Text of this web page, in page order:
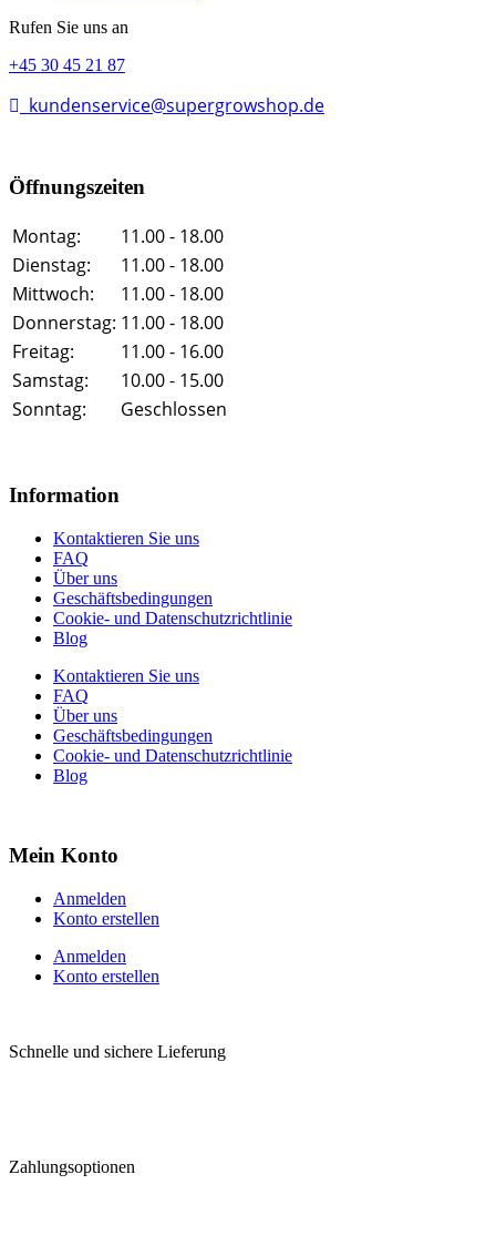
Rufen Sie uns an
+45 30 45 21 87
kundenservice@supergrowshop.de
Öffnungszeiten
Montag:
11.00 - 18.00
Dienstag:
11.00 - 18.00
Mittwoch:
11.00 - 18.00
Donnerstag: 11.00 - 18.00
Freitag:
11.00 - 16.00
Samstag:
10.00 - 15.00
Sonntag:
Geschlossen
Information
Kontaktieren Sie uns
FAQ
Über uns
Geschäftsbedingungen
Cookie- und Datenschutzrichtlinie
Blog
Kontaktieren Sie uns
FAQ
Über uns
Geschäftsbedingungen
Cookie- und Datenschutzrichtlinie
Blog
Mein Konto
Anmelden
Konto erstellen
Anmelden
Konto erstellen
Schnelle und sichere Lieferung
Zahlungsoptionen